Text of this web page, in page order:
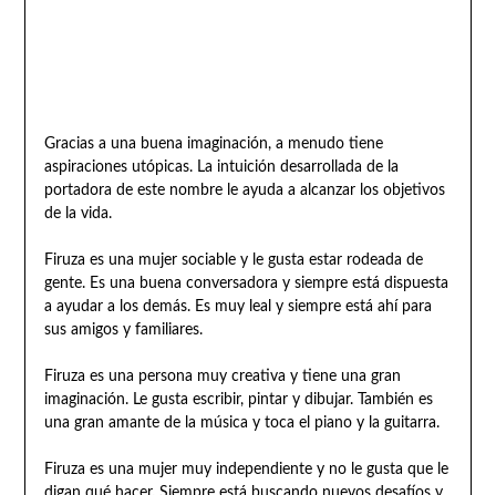
Gracias a una buena imaginación, a menudo tiene
aspiraciones utópicas. La intuición desarrollada de la
portadora de este nombre le ayuda a alcanzar los objetivos
de la vida.
Firuza es una mujer sociable y le gusta estar rodeada de
gente. Es una buena conversadora y siempre está dispuesta
a ayudar a los demás. Es muy leal y siempre está ahí para
sus amigos y familiares.
Firuza es una persona muy creativa y tiene una gran
imaginación. Le gusta escribir, pintar y dibujar. También es
una gran amante de la música y toca el piano y la guitarra.
Firuza es una mujer muy independiente y no le gusta que le